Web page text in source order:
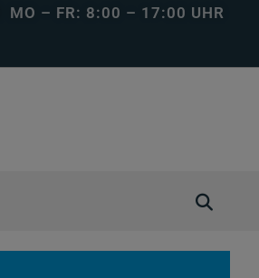
MO – FR: 8:00 – 17:00 UHR
c